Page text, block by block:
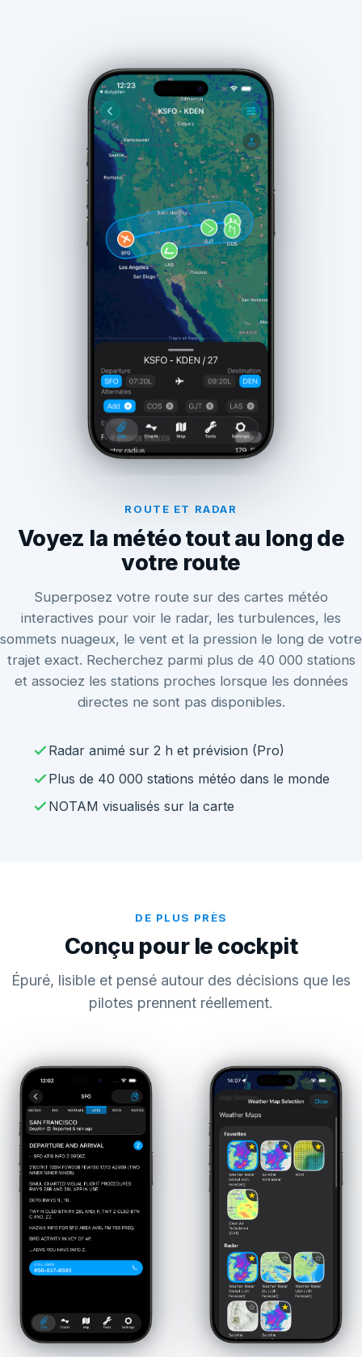
ROUTE ET RADAR
Voyez la météo tout au long de
votre route
Superposez votre route sur des cartes météo
interactives pour voir le radar, les turbulences, les
sommets nuageux, le vent et la pression le long de votre
trajet exact. Recherchez parmi plus de 40 000 stations
et associez les stations proches lorsque les données
directes ne sont pas disponibles.
Radar animé sur 2 h et prévision (Pro)
Plus de 40 000 stations météo dans le monde
NOTAM visualisés sur la carte
DE PLUS PRÈS
Conçu pour le cockpit
Épuré, lisible et pensé autour des décisions que les
pilotes prennent réellement.